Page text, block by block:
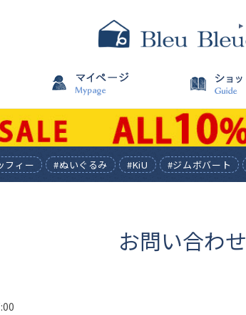
フィー #ぬいぐるみ #KiU #ジムボバート
お問い合わせ